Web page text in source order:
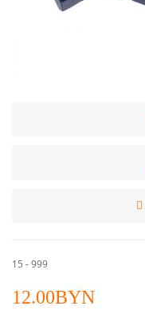
15 - 999
12.00BYN